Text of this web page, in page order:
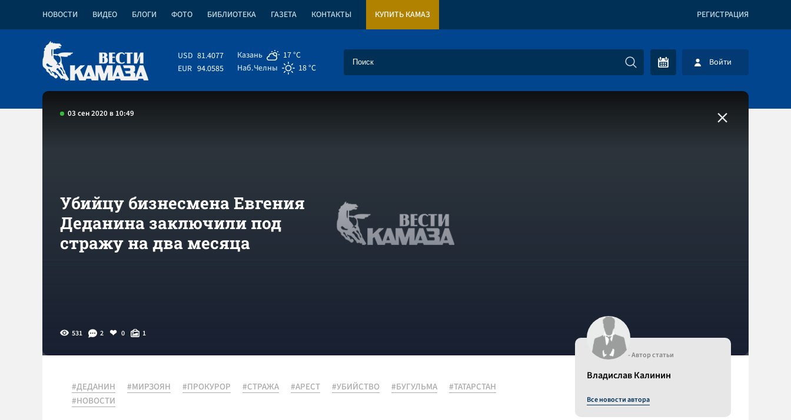
НОВОСТИ ВИДЕО БЛОГИ ФОТО БИБЛИОТЕКА ГАЗЕТА КОНТАКТЫ КУПИТЬ КАМАЗ РЕГИСТРАЦИЯ
USD 81.4077
EUR 94.0585
Казань
17 °C
Наб.Челны
18 °C Войти
03 сен 2020 в 10:49
Убийцу бизнесмена Евгения
Деданина заключили под
стражу на два месяца
531 2 0 1
#ДЕДАНИН #МИРЗОЯН #ПРОКУРОР #СТРАЖА #АРЕСТ #УБИЙСТВО #БУГУЛЬМА
#ТАТАРСТАН
#НОВОСТИ
- Автор статьи
Владислав Калинин
Все новости автора